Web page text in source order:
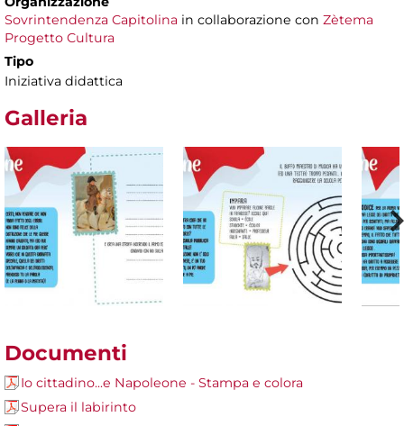
Sovrintendenza Capitolina in collaborazione con Zètema
Progetto Cultura
Tipo
Iniziativa didattica
Galleria
Documenti
Io cittadino...e Napoleone - Stampa e colora
Supera il labirinto